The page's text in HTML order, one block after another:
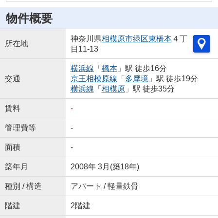
物件概要
所在地
神奈川県相模原市緑区東橋本４丁
目11-13
交通
横浜線 「 橋本」駅 徒歩16分
京王相模原線 「 多摩境 」駅 徒歩19分
横浜線 「 相模原」駅 徒歩35分
賃料 -
管理費等 -
面積 -
築年月 2008年 3月(築18年)
種別 / 構造 アパート / 軽量鉄骨
階建 2階建